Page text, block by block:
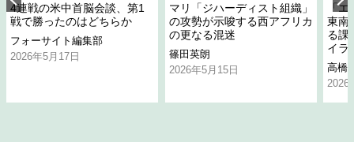
4連戦の米中首脳会談、第1
戦で勝ったのはどちらか
フォーサイト編集部
2026年5月17日
マリ「ジハーディスト組織」
の攻勢が示唆する西アフリカ
の更なる混迷
篠田英朗
2026年5月15日
「
東南
る課
イラ
高橋
2026